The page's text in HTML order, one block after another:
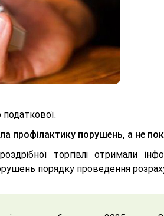
профілактику порушень, а не
торгівлі отримали
порядку проведення